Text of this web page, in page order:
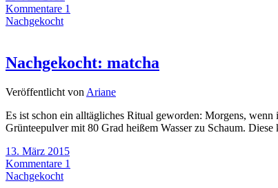
Kommentare 1
Nachgekocht
Nachgekocht: matcha
Veröffentlicht von Ariane
Es ist schon ein alltägliches Ritual geworden: Morgens,
Grünteepulver mit 80 Grad heißem Wasser zu Schaum.
13. März 2015
Kommentare 1
Nachgekocht